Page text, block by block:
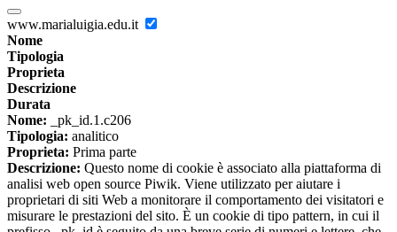
www.marialuigia.edu.it
Nome
Tipologia
Proprieta
Descrizione
Durata
Nome: _pk_id.1.c206
Tipologia: analitico
Proprieta: Prima parte
Descrizione: Questo nome di cookie è associato alla piattaforma di
analisi web open source Piwik. Viene utilizzato per aiutare i
proprietari di siti Web a monitorare il comportamento dei visitatori e
misurare le prestazioni del sito. È un cookie di tipo pattern, in cui il